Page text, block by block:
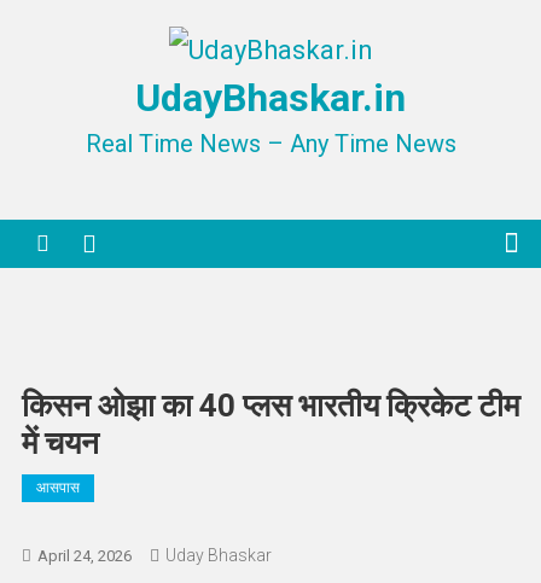
UdayBhaskar.in
Real Time News – Any Time News
किसन ओझा का 40 प्लस भारतीय क्रिकेट टीम
में चयन
आसपास
April 24, 2026 Uday Bhaskar